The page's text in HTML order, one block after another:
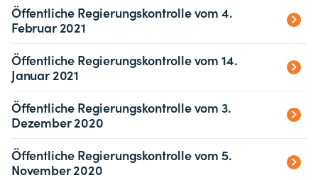
Öffentliche Regierungskontrolle vom 4.
Februar 2021
Öffentliche Regierungskontrolle vom 14.
Januar 2021
Öffentliche Regierungskontrolle vom 3.
Dezember 2020
Öffentliche Regierungskontrolle vom 5.
November 2020